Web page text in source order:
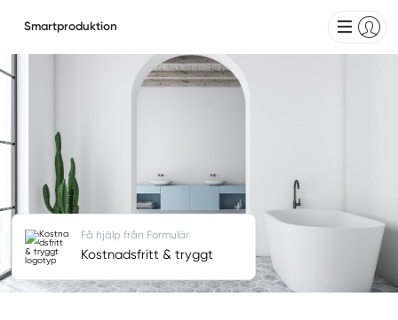
Smartproduktion
Få hjälp från Formulär
Kostnadsfritt & tryggt